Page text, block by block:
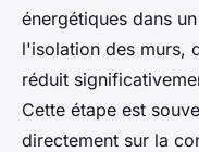
énergétiques dans
l'isolation des murs,
réduit
Cette étape est
directement sur la